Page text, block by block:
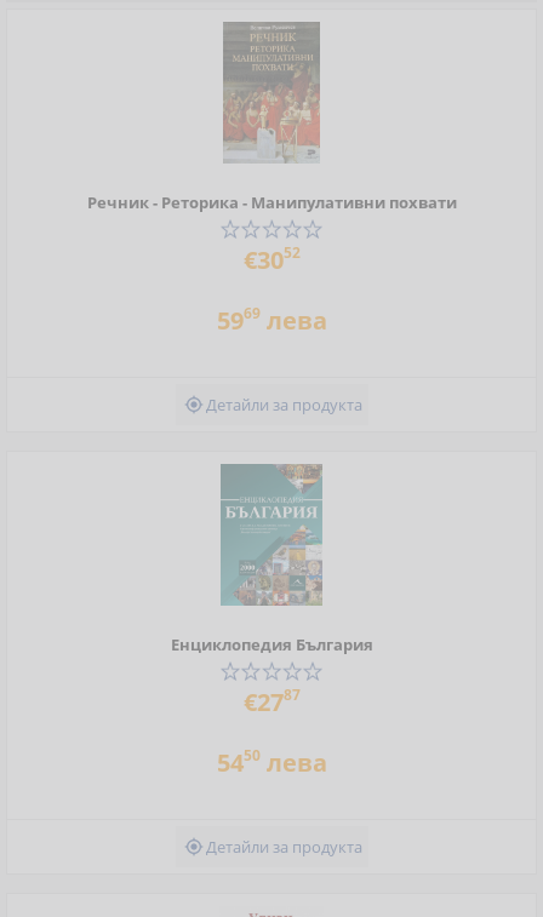
Речник - Реторика - Манипулативни похвати
€3052
5969лева
Детайли за продукта
Енциклопедия България
€2787
5450лева
Детайли за продукта